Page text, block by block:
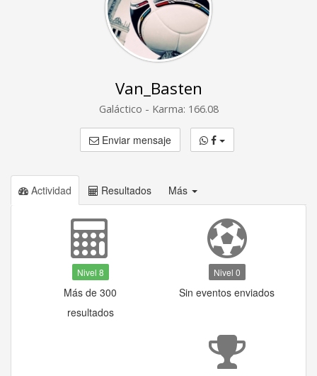
Van_Basten
Galáctico - Karma: 166.08
Enviar mensaje
Actividad Resultados Más
Nivel 8
Más de 300
resultados
Nivel 0
Sin eventos enviados